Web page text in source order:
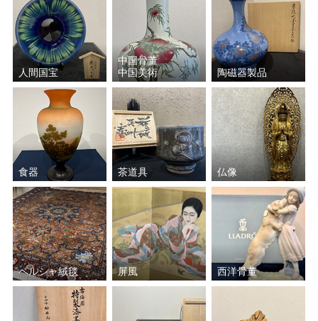
松井 康成
池田 満寿夫 原田 拾六
バーナード・リーチ 佐々木 二六
鎌田 幸二 三浦 竹軒
楽 吉左衛門 山田 和
中田 一於 福島 善三
小野 珀子 加藤 土師萌
藤原 啓 須田 剋太
宮川 香斎（真葛 香斎） 中里 重利
人間国宝
中国骨董
中国美術
陶磁器製品
食器 茶道具 仏像
ペルシャ絨毯 屏風 西洋骨董